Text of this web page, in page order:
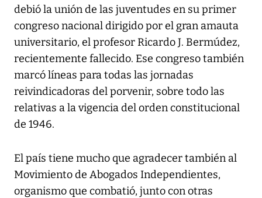
debió la unión de las juventudes en su primer
congreso nacional dirigido por el gran amauta
universitario, el profesor Ricardo J. Bermúdez,
recientemente fallecido. Ese congreso también
marcó líneas para todas las jornadas
reivindicadoras del porvenir, sobre todo las
relativas a la vigencia del orden constitucional
de 1946.
El país tiene mucho que agradecer también al
Movimiento de Abogados Independientes,
organismo que combatió, junto con otras